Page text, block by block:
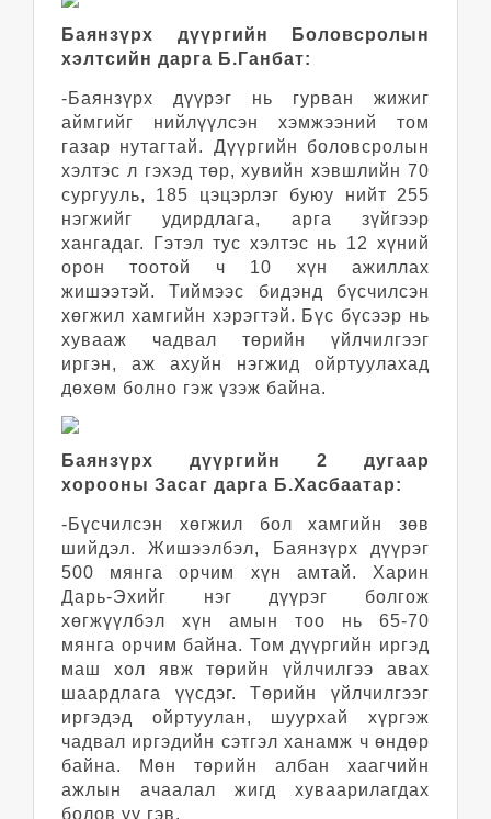
Баянзүрх дүүргийн Боловсролын
хэлтсийн дарга Б.Ганбат:
-Баянзүрх дүүрэг нь гурван жижиг
аймгийг нийлүүлсэн хэмжээний том
газар нутагтай. Дүүргийн боловсролын
хэлтэс л гэхэд төр, хувийн хэвшлийн 70
сургууль, 185 цэцэрлэг буюу нийт 255
нэгжийг удирдлага, арга зүйгээр
хангадаг. Гэтэл тус хэлтэс нь 12 хүний
орон тоотой ч 10 хүн ажиллах
жишээтэй. Тиймээс бидэнд бүсчилсэн
хөгжил хамгийн хэрэгтэй. Бүс бүсээр нь
хувааж чадвал төрийн үйлчилгээг
иргэн, аж ахуйн нэгжид ойртуулахад
дөхөм болно гэж үзэж байна.
Баянзүрх дүүргийн 2 дугаар
хорооны Засаг дарга Б.Хасбаатар:
-Бүсчилсэн хөгжил бол хамгийн зөв
шийдэл. Жишээлбэл, Баянзүрх дүүрэг
500 мянга орчим хүн амтай. Харин
Дарь-Эхийг нэг дүүрэг болгож
хөгжүүлбэл хүн амын тоо нь 65-70
мянга орчим байна. Том дүүргийн иргэд
маш хол явж төрийн үйлчилгээ авах
шаардлага үүсдэг. Төрийн үйлчилгээг
иргэдэд ойртуулан, шуурхай хүргэж
чадвал иргэдийн сэтгэл ханамж ч өндөр
байна. Мөн төрийн албан хаагчийн
ажлын ачаалал жигд хуваарилагдах
болов уу гэв.